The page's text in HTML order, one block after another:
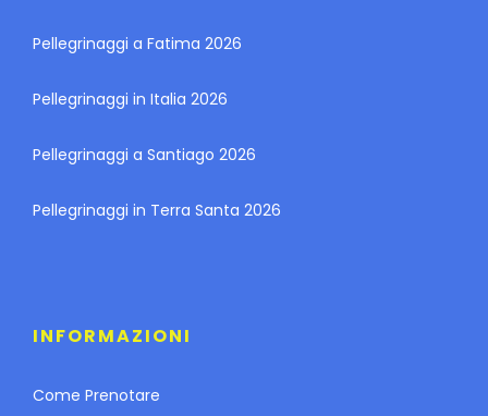
Pellegrinaggi a Fatima 2026
Pellegrinaggi in Italia 2026
Pellegrinaggi a Santiago 2026
Pellegrinaggi in Terra Santa 2026
INFORMAZIONI
Come Prenotare